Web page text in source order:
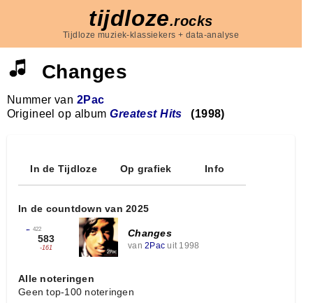
tijdloze.rocks
Tijdloze muziek-klassiekers + data-analyse
Changes
Nummer van 2Pac
Origineel op albumGreatest Hits (1998)
In de Tijdloze Op grafiek Info
In de countdown van 2025
← 422
583
-161
Changes
van 2Pac uit 1998
Alle noteringen
Geen top-100 noteringen